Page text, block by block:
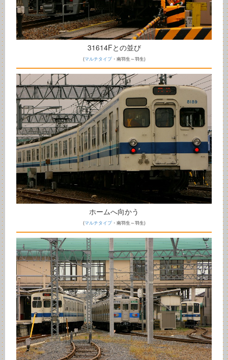
31614Fとの並び
(マルチタイプ・南羽生～羽生)
ホームへ向かう
(マルチタイプ・南羽生～羽生)